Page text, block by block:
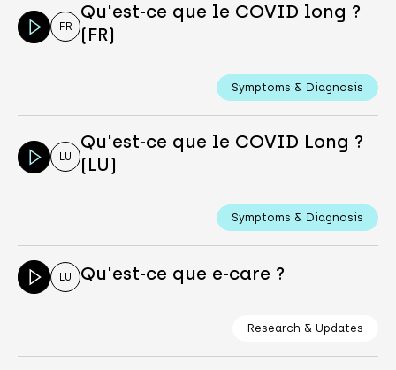
FR
Qu'est-ce que le COVID long ?
(FR)
Symptoms & Diagnosis
LU
Qu'est-ce que le COVID Long ?
(LU)
Symptoms & Diagnosis
LU Qu'est-ce que e-care ?
Research & Updates